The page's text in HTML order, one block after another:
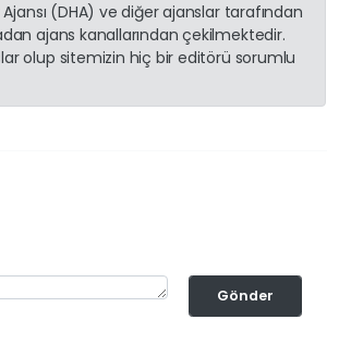
(DHA) ve diğer ajanslar tarafından
ajans kanallarından çekilmektedir.
olup sitemizin hiç bir editörü sorumlu
Gönder